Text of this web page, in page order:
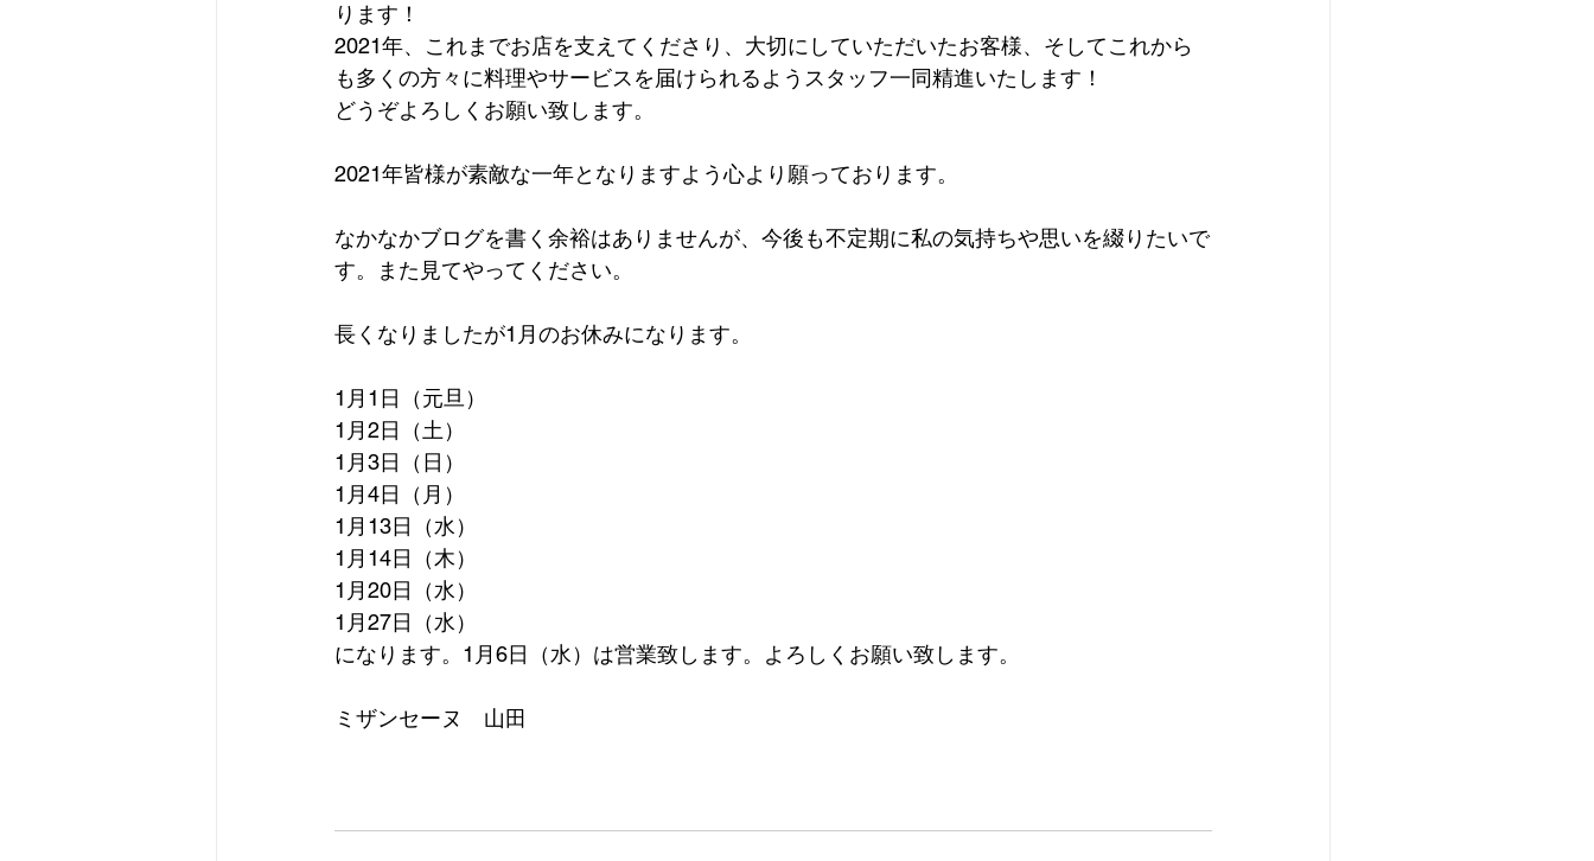
ります！
2021年、これまでお店を支えてくださり、大切にしていただいたお客様、そしてこれから
も多くの方々に料理やサービスを届けられるようスタッフ一同精進いたします！
どうぞよろしくお願い致します。
2021年皆様が素敵な一年となりますよう心より願っております。
なかなかブログを書く余裕はありませんが、今後も不定期に私の気持ちや思いを綴りたいで
す。また見てやってください。
長くなりましたが1月のお休みになります。
1月1日（元旦）
1月2日（土）
1月3日（日）
1月4日（月）
1月13日（水）
1月14日（木）
1月20日（水）
1月27日（水）
になります。1月6日（水）は営業致します。よろしくお願い致します。
ミザンセーヌ　山田